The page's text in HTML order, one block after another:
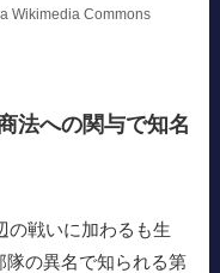
Wikimedia Commons
法への関与で知名
の戦いに加わるも生
隊の異名で知られる第